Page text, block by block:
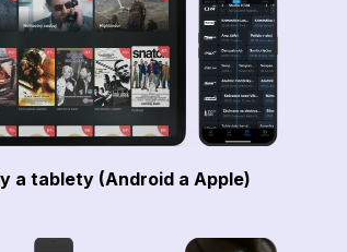
a tablety (Android a Apple)